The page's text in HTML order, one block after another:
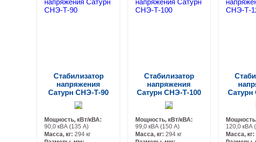
Стабилизатор
напряжения
Сатурн СНЭ-Т-90
Мощность, кВт/кВА:
90,0 кВА (135 А)
Масса, кг:294 кг
Стабилизатор
напряжения
Сатурн СНЭ-Т-100
Мощность, кВт/кВА:
99,0 кВА (150 А)
Масса, кг: 294 кг
Сатурн
120,0 кВА
Масса, кг: